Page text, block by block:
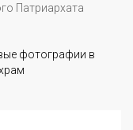
Патриархата
фотографии в